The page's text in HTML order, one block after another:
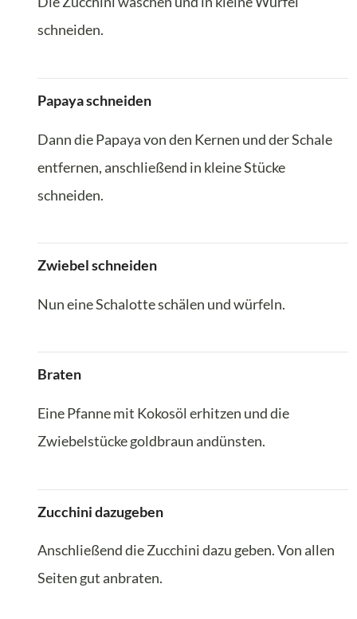
schneiden.
Papaya schneiden
Dann die Papaya von den Kernen und der Schale
entfernen, anschließend in kleine Stücke
schneiden.
Zwiebel schneiden
Nun eine Schalotte schälen und würfeln.
Braten
Eine Pfanne mit Kokosöl erhitzen und die
Zwiebelstücke goldbraun andünsten.
Zucchini dazugeben
Anschließend die Zucchini dazu geben. Von allen
Seiten gut anbraten.